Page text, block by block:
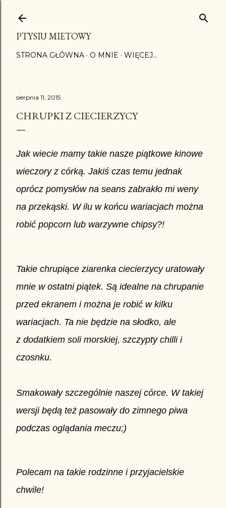
PTYSIU MIETOWY
STRONA GŁÓWNA O MNIE WIĘCEJ…
sierpnia 11, 2015
CHRUPKI Z CIECIERZYCY
Jak wiecie mamy takie nasze piątkowe kinowe
wieczory z córką. Jakiś czas temu jednak
oprócz pomysłów na seans zabrakło mi weny
na przekąski. W ilu w końcu wariacjach można
robić popcorn lub warzywne chipsy?!
Takie chrupiące ziarenka ciecierzycy uratowały
mnie w ostatni piątek. Są idealne na chrupanie
przed ekranem i można je robić w kilku
wariacjach. Ta nie będzie na słodko, ale
z dodatkiem soli morskiej, szczypty chilli i
czosnku.
Smakowały szczególnie naszej córce. W takiej
wersji będą też pasowały do zimnego piwa
podczas oglądania meczu;)
Polecam na takie rodzinne i przyjacielskie
chwile!